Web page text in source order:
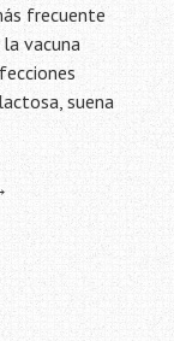
frecuente
vacuna
suena